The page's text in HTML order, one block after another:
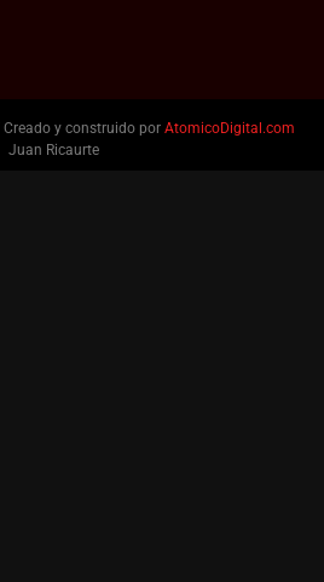
y construido porAtomicoDigital.com
Juan Ricaurte